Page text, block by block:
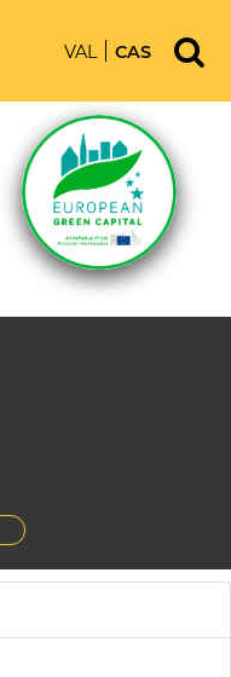
VAL CAS